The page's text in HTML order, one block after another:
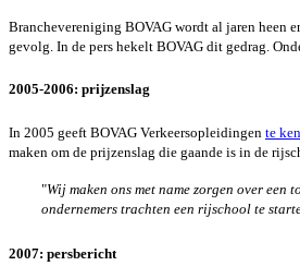
Branchevereniging BOVAG wordt al jaren heen
gevolg. In de pers hekelt BOVAG dit gedrag.
2005-2006: prijzenslag
In 2005 geeft BOVAG Verkeersopleidingen te
maken om de prijzenslag die gaande is in de
"Wij maken ons met name zorgen over een
ondernemers trachten een rijschool te
2007: persbericht